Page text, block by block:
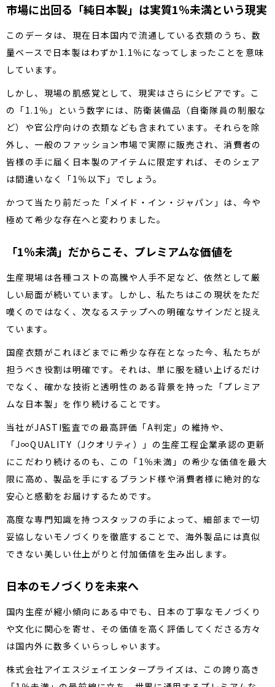
市場に出回る「純日本製」は実質1％未満という現実
このデータは、現在日本国内で流通している衣類のうち、数
量ベースで日本製はわずか1.1％になってしまったことを意味
しています。
しかし、現場の肌感覚として、現実はさらにシビアです。こ
の「1.1％」という数字には、防衛装備品（自衛隊員の制服な
ど）や官公庁向けの衣類なども含まれています。それらを除
外し、一般のファッション市場で実際に販売され、消費者の
皆様の手に届く日本製のアイテムに限定すれば、そのシェア
は間違いなく「1％以下」でしょう。
かつて当たり前だった「メイド・イン・ジャパン」は、今や
極めて希少な存在へと変わりました。
「1％未満」だからこそ、プレミアムな価値を
生産現場は各種コストの高騰や人手不足など、依然として厳
しい局面が続いています。しかし、私たちはこの現状をただ
嘆くのではなく、次なるステップへの明確なサインだと捉え
ています。
国産衣類がこれほどまでに希少な存在となった今、私たちが
担うべき役割は明確です。それは、単に服を縫い上げるだけ
でなく、確かな技術と透明性のある背景を持った「プレミア
ムな日本製」を作り続けることです。
当社がJASTI監査での最高評価「A判定」の維持や、
「J∞QUALITY（Jクオリティ）」の生産工程企業承認の更新
にこだわり続けるのも、この「1％未満」の希少な価値を最大
限に高め、製品を手にするブランド様や消費者様に絶対的な
安心と感動をお届けするためです。
高度な専門知識を持つスタッフの手によって、細部まで一切
妥協しないモノづくりを徹底することで、海外製品には真似
できない美しい仕上がりと付加価値を生み出します。
日本のモノづくりを未来へ
国内生産が縮小傾向にある中でも、日本の丁寧なモノづくり
や文化に関心を寄せ、その価値を高く評価してくださる方々
は国内外に数多くいらっしゃいます。
株式会社アイエスジェイエンタープライズは、この誇り高き